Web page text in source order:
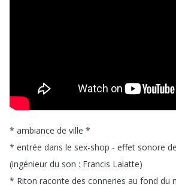
* ambiance de ville *
* entrée dans le sex-shop - effet sonore de
(ingénieur du son : Francis Lalatte)
* Riton raconte des conneries au fond du